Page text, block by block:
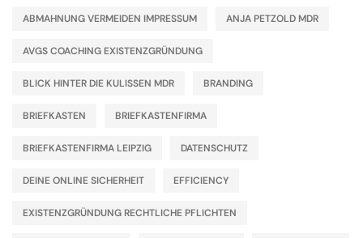
ABMAHNUNG VERMEIDEN IMPRESSUM ANJA PETZOLD MDR
AVGS COACHING EXISTENZGRÜNDUNG
BLICK HINTER DIE KULISSEN MDR BRANDING
BRIEFKASTEN BRIEFKASTENFIRMA
BRIEFKASTENFIRMA LEIPZIG DATENSCHUTZ
DEINE ONLINE SICHERHEIT EFFICIENCY
EXISTENZGRÜNDUNG RECHTLICHE PFLICHTEN